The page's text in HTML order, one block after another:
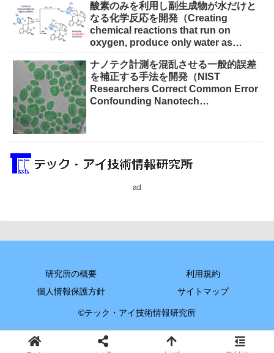
酸素のみを利用し副生成物が水だけと
なる化学反応を開発（Creating
chemical reactions that run on
oxygen, produce only water as
ナノテク計測を混乱させる一般的誤差
を補正する手法を開発（NIST
Researchers Correct Common Error
Confounding Nanotech
ad
研究所の概要
利用規約
個人情報保護方針
サイトマップ
©テック・アイ技術情報研究所